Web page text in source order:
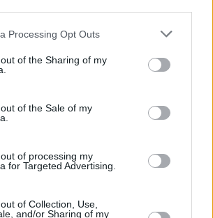
Processing Opt Outs
of the Sharing of my
of the Sale of my
of processing my
for Targeted Advertising.
of Collection, Use,
and/or Sharing of my
ΗΠΑ και της Καλιφόρνιας.
από το εξελιγμένο σύστημα πολλαπλού
με την εταιρεία EFI.